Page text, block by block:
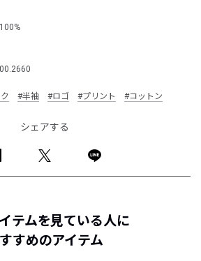
#半袖 #ロゴ #プリント #コットン
シェアする
テムを見ている人に
すめのアイテム